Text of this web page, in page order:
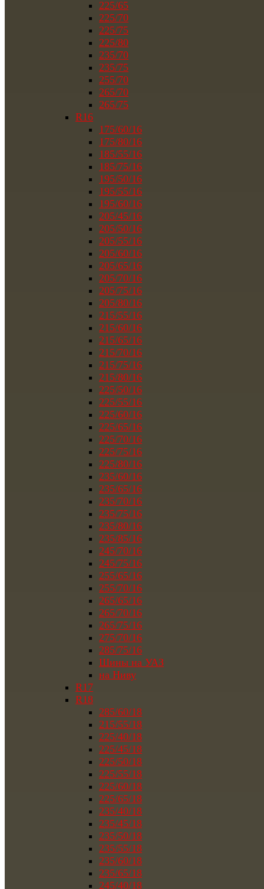
225/65
225/70
225/75
225/80
235/70
235/75
255/70
265/70
265/75
R16
175/60/16
175/80/16
185/55/16
185/75/16
195/50/16
195/55/16
195/60/16
205/45/16
205/50/16
205/55/16
205/60/16
205/65/16
205/70/16
205/75/16
205/80/16
215/55/16
215/60/16
215/65/16
215/70/16
215/75/16
215/80/16
225/50/16
225/55/16
225/60/16
225/65/16
225/70/16
225/75/16
225/80/16
235/60/16
235/65/16
235/70/16
235/75/16
235/80/16
235/85/16
245/70/16
245/75/16
255/65/16
255/70/16
265/65/16
265/70/16
265/75/16
275/70/16
285/75/16
Шины на УАЗ
на Ниву
R17
R18
285/60/18
215/55/18
225/40/18
225/45/18
225/50/18
225/55/18
225/60/18
225/65/18
235/40/18
235/45/18
235/50/18
235/55/18
235/60/18
235/65/18
245/40/18